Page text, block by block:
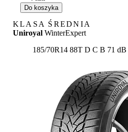
Do koszyka
KLASA ŚREDNIA
Uniroyal WinterExpert
185/70R14 88T Etykieta:
D C B 71 dB